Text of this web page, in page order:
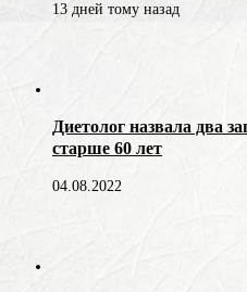
13 дней тому назад
Диетолог назвала два
старше 60 лет
04.08.2022